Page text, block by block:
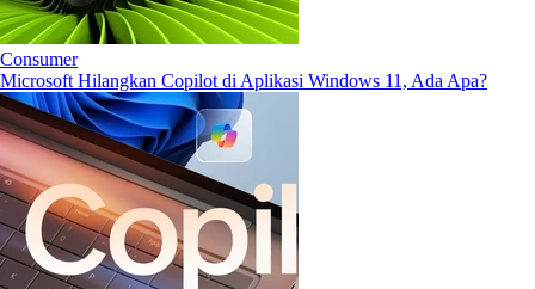
Consumer
Microsoft Hilangkan Copilot di Aplikasi Windows 11, Ada Apa?